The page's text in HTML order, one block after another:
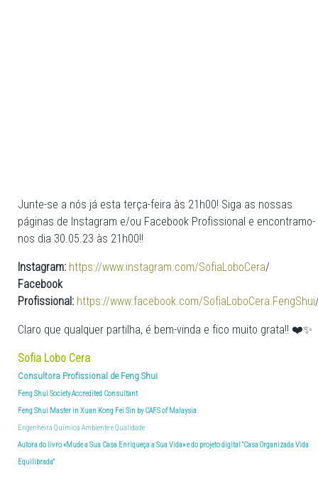
Junte-se a nós já esta terça-feira às 21h00! Siga as nossas
páginas de Instagram e/ou Facebook Profissional e encontramo-
nos dia 30.05.23 às 21h00!!
Instagram: https://www.instagram.com/SofiaLoboCera/
Facebook
Profissional: https://www.facebook.com/SofiaLoboCera.FengShui
Claro que qualquer partilha, é bem-vinda e fico muito grata!! ❤️✨
Sofia Lobo Cera
Consultora Profissional de Feng Shui
Feng Shui Society Accredited Consultant
Feng Shui Master in Xuan Kong Fei Sin by CAFS of Malaysia
Engenheira Química Ambiente e Qualidade
Autora do livro «Mude a Sua Casa Enriqueça a Sua Vida» e do projeto digital "Casa Organizada Vida
Equilibrada"